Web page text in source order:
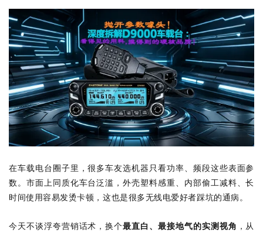
在车载电台圈子里，很多车友选机器只看功率、频段这些表面参
数。市面上同质化车台泛滥，外壳塑料感重、内部偷工减料、长
时间使用容易发烫卡顿，这也是很多无线电爱好者踩坑的通病。
今天不谈浮夸营销话术，换个最直白、最接地气的实测视角 ，从